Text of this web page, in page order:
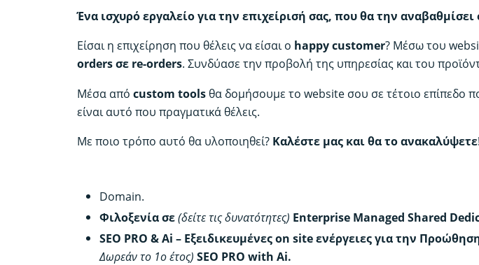
Ένα ισχυρό εργαλείο για την επιχείρισή σας, που θα την
Είσαι η επιχείρηση που θέλεις να είσαι ο happy customer? Μέσω του
orders σε re-orders. Συνδύασε την προβολή της υπηρεσίας και του
Μέσα απόcustom tools θα δομήσουμε το website σου σε τέτοιο επίπεδο
είναι αυτό που πραγματικά θέλεις.
Με ποιο τρόπο αυτό θα υλοποιηθεί? Καλέστε μας και θα το ανακαλύψετε!
Domain.
Φιλοξενία σε(δείτε τις δυνατότητες) Enterprise Managed Shared
SEO PRO & Ai – Εξειδικευμένες on site ενέργειες για την
Δωρεάν το 1ο έτος)SEO PROwith Ai.